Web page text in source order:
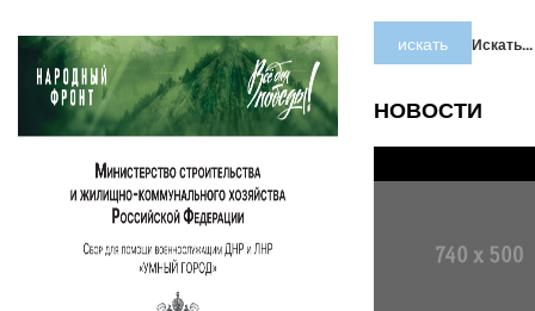
искать Искать...
НОВОСТИ